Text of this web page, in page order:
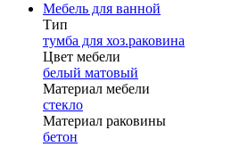
Мебель для ванной
Тип
тумба для хоз.раковина
Цвет мебели
белый матовый
Материал мебели
стекло
Материал раковины
бетон